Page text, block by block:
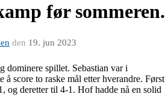
før sommeren.
den 19. jun 2023
dominere spillet. Sebastian var i
å score to raske mål etter hverandre. Først
og deretter til 4-1. Hof hadde nå en solid